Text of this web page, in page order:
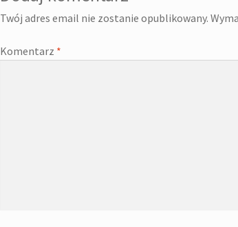
Twój adres email nie zostanie opublikowany.
Komentarz *